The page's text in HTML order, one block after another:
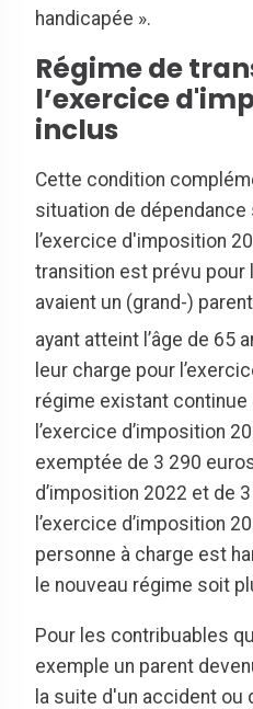
handicapée ».
Régime de
l’exercice
inclus
Cette condition
situation de dépendance
l’exercice d'imposition
transition est prévu pour
avaient un (grand-)
ayant atteint l’âge de 65
leur charge pour
régime existant continue
l’exercice d’imposition
exemptée de 3 290
d’imposition 2022 et de
l’exercice d’imposition
personne à charge est
le nouveau régime soit
Pour les contribuables
exemple un parent
la suite d'un accident ou